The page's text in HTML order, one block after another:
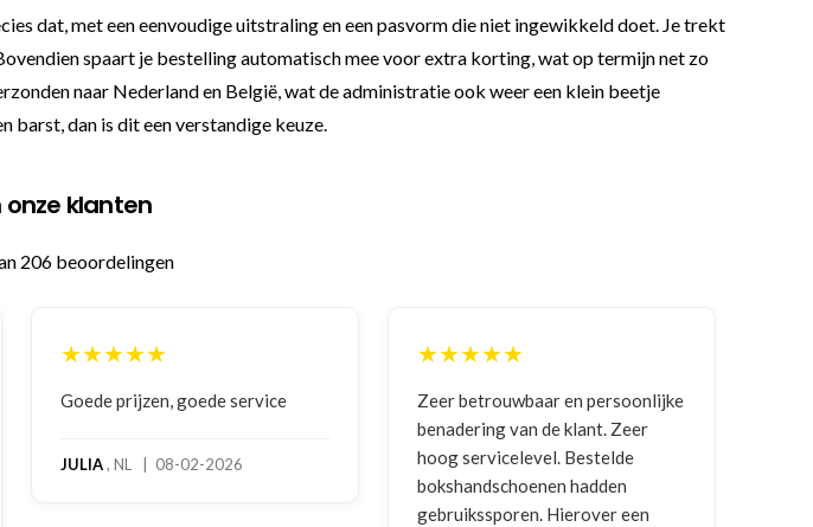
dat, met een eenvoudige uitstraling en een pasvorm die niet ingewikkeld doet. Je trekt
spaart je bestelling automatisch mee voor extra korting, wat op termijn net zo
naar Nederland en België, wat de administratie ook weer een klein beetje
barst, dan is dit een verstandige keuze.
onze klanten
206 beoordelingen
★★★★★
Goede prijzen, goede service
JULIA, NL | 08-02-2026
★★★★★
Zeer betrouwbaar en persoonlijke
benadering van de klant. Zeer
hoog servicelevel. Bestelde
bokshandschoenen hadden
gebruikssporen. Hierover een